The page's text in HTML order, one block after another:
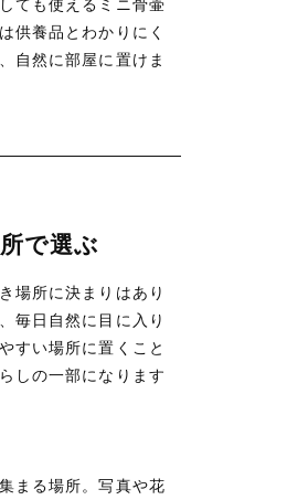
ても使えるミニ骨壷
供養品とわかりにく
自然に部屋に置けま
で選ぶ
場所に決まりはあり
毎日自然に目に入り
すい場所に置くこと
しの一部になります
まる場所。写真や花